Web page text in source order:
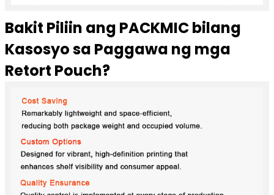
Bakit Piliin ang PACKMIC bilang
Kasosyo sa Paggawa ng mga
Retort Pouch?